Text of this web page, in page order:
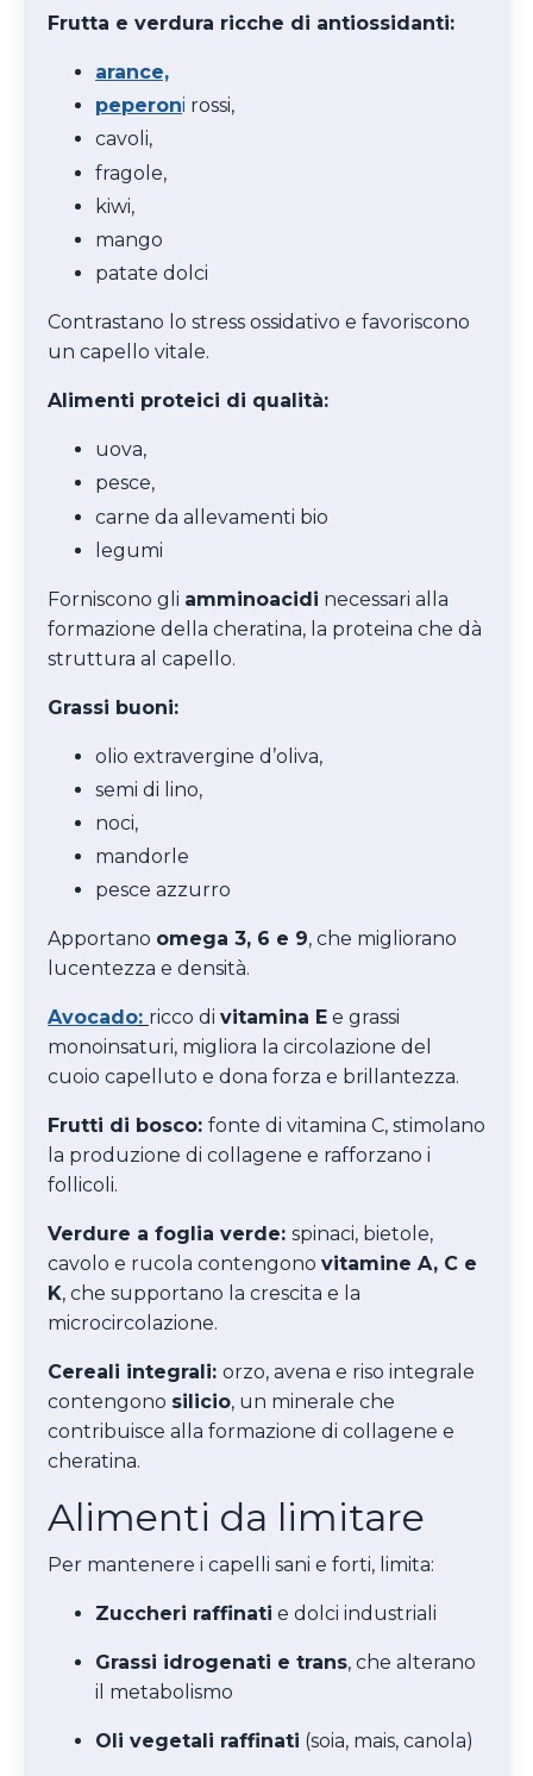
Frutta e verdura ricche di antiossidanti:
arance,
peperoni rossi,
cavoli,
fragole,
kiwi,
mango
patate dolci
Contrastano lo stress ossidativo e favoriscono
un capello vitale.
Alimenti proteici di qualità:
uova,
pesce,
carne da allevamenti bio
legumi
Forniscono gli amminoacidi necessari alla
formazione della cheratina, la proteina che dà
struttura al capello.
Grassi buoni:
olio extravergine d’oliva,
semi di lino,
noci,
mandorle
pesce azzurro
Apportano omega 3, 6 e 9, che migliorano
lucentezza e densità.
Avocado: ricco di vitamina E e grassi
monoinsaturi, migliora la circolazione del
cuoio capelluto e dona forza e brillantezza.
Frutti di bosco: fonte di vitamina C, stimolano
la produzione di collagene e rafforzano i
follicoli.
Verdure a foglia verde: spinaci, bietole,
cavolo e rucola contengono vitamine A, C e
K, che supportano la crescita e la
microcircolazione.
Cereali integrali: orzo, avena e riso integrale
contengono silicio, un minerale che
contribuisce alla formazione di collagene e
cheratina.
Alimenti da limitare
Per mantenere i capelli sani e forti, limita:
Zuccheri raffinati e dolci industriali
Grassi idrogenati e trans, che alterano
il metabolismo
Oli vegetali raffinati (soia, mais, canola)